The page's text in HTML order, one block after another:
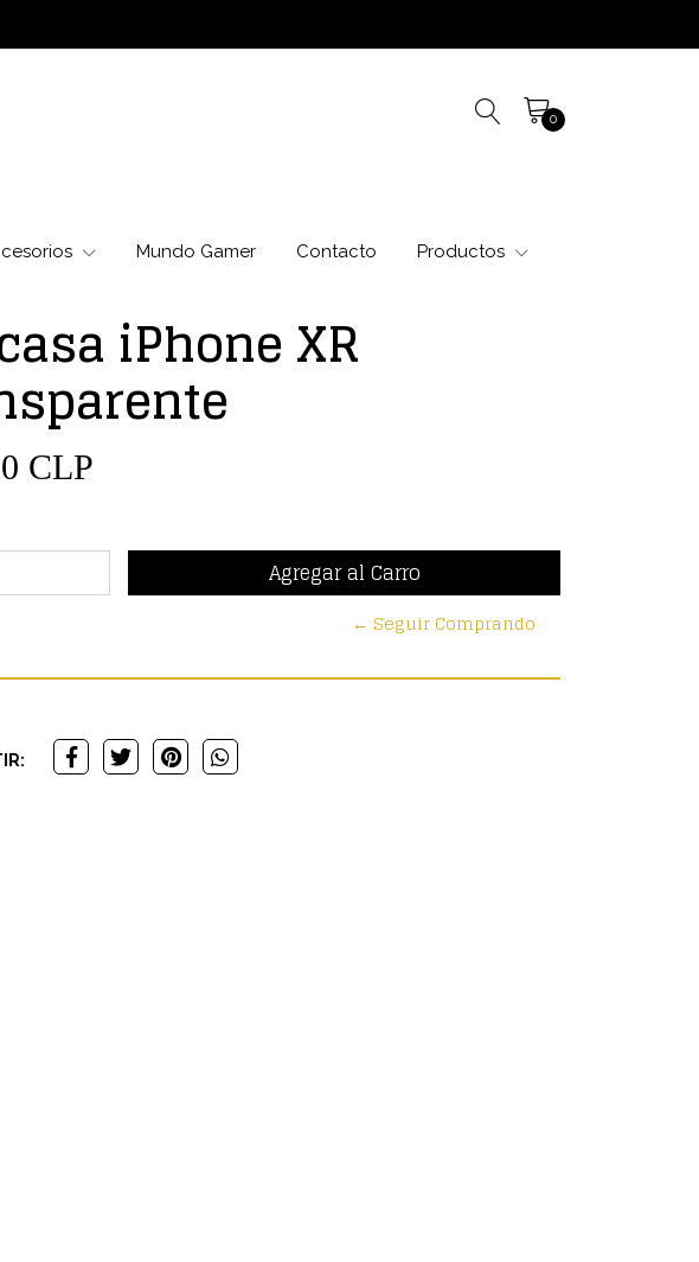
0
Mundo Gamer Contacto Productos
iPhone XR
CLP
← Seguir Comprando